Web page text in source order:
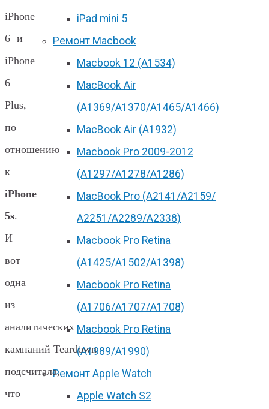
iPad mini 5
Ремонт Macbook
Macbook 12 (А1534)
MacBook Air
(A1369/A1370/A1465/A1466)
MacBook Air (A1932)
Macbook Pro 2009-2012
(A1297/A1278/A1286)
MacBook Pro (А2141/А2159/
А2251/A2289/A2338)
Macbook Pro Retina
(А1425/A1502/A1398)
Macbook Pro Retina
(А1706/A1707/A1708)
Macbook Pro Retina
(А1989/A1990)
Ремонт Apple Watch
Apple Watch S2
iPhone
6 и
iPhone
6
Plus,
по
отношению
к
iPhone
5s.
И
вот
одна
из
аналитических
кампаний Teardown
подсчитала,
что